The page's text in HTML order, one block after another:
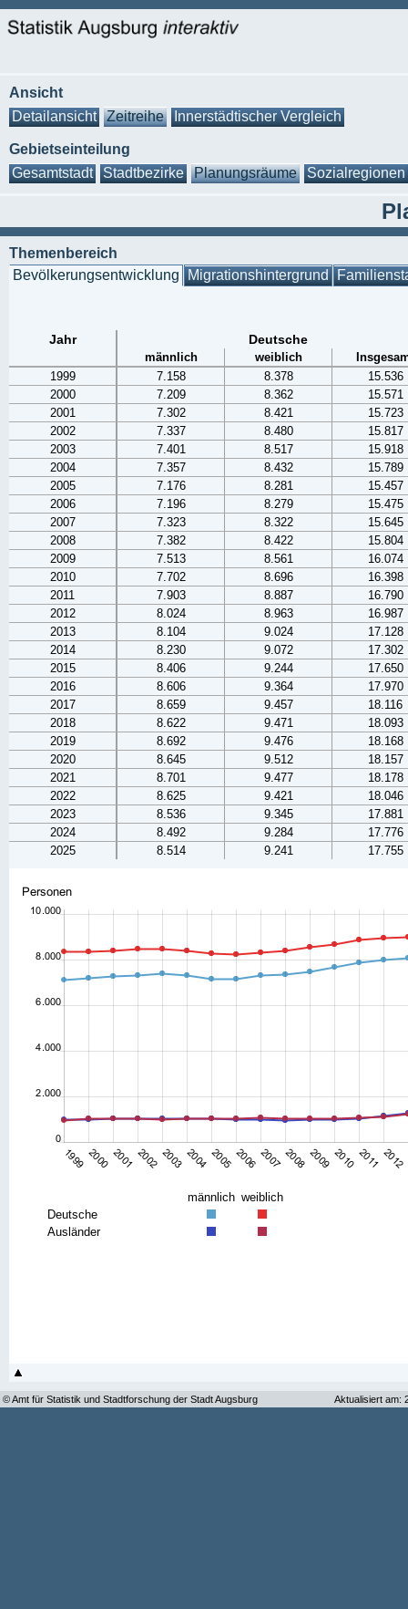
Ansicht
Detailansicht
Zeitreihe Innerstädtischer Vergleich
Gebietseinteilung
Gesamtstadt
Stadtbezirke Planungsräume Sozialregionen
Themenbereich
Bevölkerungsentwicklung Migrationshintergrund
Jahr Deutsche
männlich weiblich
1999
7.158 8.378
15.536
2000
7.209 8.362
15.571
2001
7.302 8.421
15.723
2002
7.337 8.480
15.817
2003
7.401 8.517
15.918
2004
7.357 8.432
15.789
2005
7.176 8.281
15.457
2006
7.196 8.279
15.475
2007
7.323 8.322
15.645
2008
7.382 8.422
15.804
2009
7.513 8.561
16.074
2010
7.702 8.696
16.398
2011
7.903 8.887
16.790
2012
8.024 8.963
16.987
2013
8.104 9.024
17.128
2014
8.230 9.072
17.302
2015
8.406 9.244
17.650
2016
8.606 9.364
17.970
2017
8.659 9.457
18.116
2018
8.622 9.471
18.093
2019
8.692 9.476
18.168
2020
8.645 9.512
18.157
2021
8.701 9.477
18.178
2022
8.625 9.421
18.046
2023
8.536 9.345
17.881
2024
8.492 9.284
17.776
2025
8.514 9.241 17.755
männlich weiblich
Deutsche
Ausländer
© Amt für Statistik und Stadtforschung der Stadt Augsburg Aktualisiert am: